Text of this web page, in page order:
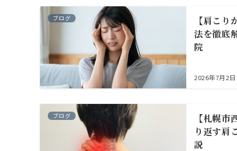
ブログ
【肩こ
法を徹底
院
2026年7月2日
ブログ
【札幌
り返す肩
説